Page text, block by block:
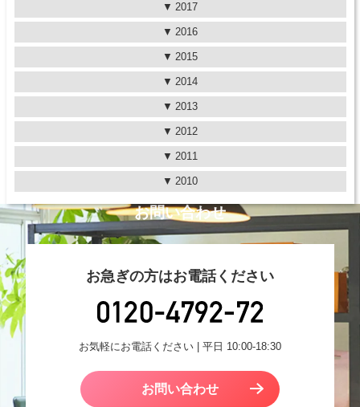
2017
2016
2015
2014
2013
2012
2011
2010
お問い合わせ
お急ぎの方はお電話ください
お気軽にお電話ください | 平日 10:00-18:30
お問い合わせ